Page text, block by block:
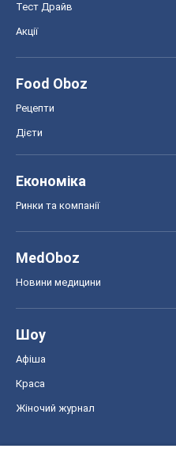
Тест Драйв
Акції
Food Oboz
Рецепти
Дієти
Економіка
Ринки та компанії
MedOboz
Новини медицини
Шоу
Афіша
Краса
Жіночий журнал